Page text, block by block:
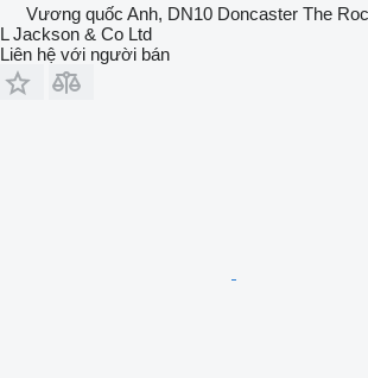
Vương quốc Anh, DN10 Doncaster The
L Jackson & Co Ltd
Liên hệ với người bán